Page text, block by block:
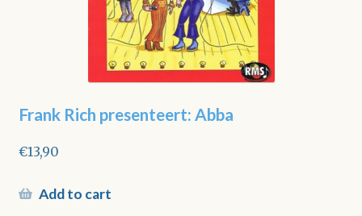
Frank Rich presenteert: Abba
€13,90
Add to cart